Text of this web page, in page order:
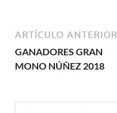
ARTÍCULO ANTERIOR
GANADORES GRAN
MONO NÚÑEZ 2018